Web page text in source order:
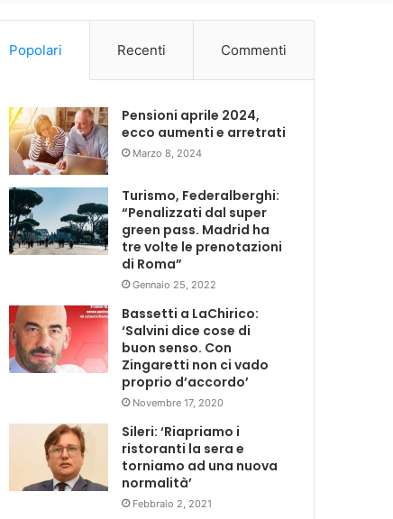
casuale
Popolari Recenti Commenti
Pensioni aprile 2024,
ecco aumenti e arretrati
Marzo 8, 2024
Turismo, Federalberghi:
“Penalizzati dal super
green pass. Madrid ha
tre volte le prenotazioni
di Roma”
Gennaio 25, 2022
Bassetti a LaChirico:
‘Salvini dice cose di
buon senso. Con
Zingaretti non ci vado
proprio d’accordo’
Novembre 17, 2020
Sileri: ‘Riapriamo i
ristoranti la sera e
torniamo ad una nuova
normalità’
Febbraio 2, 2021